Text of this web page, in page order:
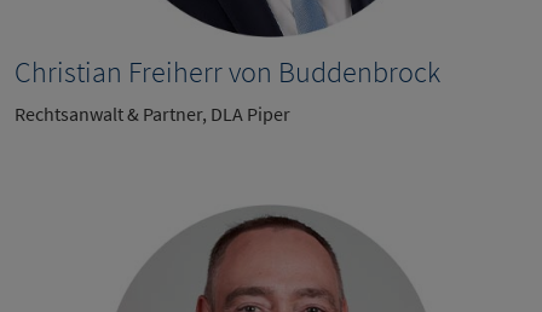
Christian Freiherr von Buddenbrock
Rechtsanwalt & Partner, DLA Piper